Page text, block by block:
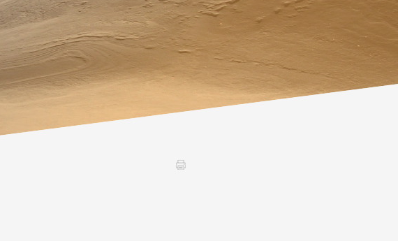
EVENTI
La regione
Promenades
Club Vinum Montis
Actualités
Assemblées générales & Statuts